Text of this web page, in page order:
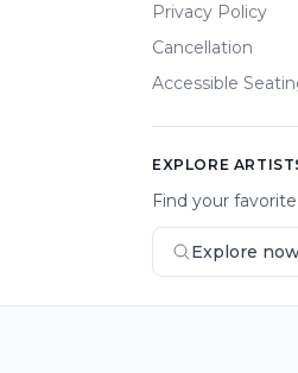
Privacy Policy
Cancellation
Accessible
EXPLORE
Find your favorite
Explore